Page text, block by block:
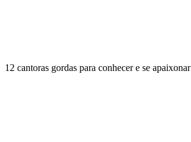
12 cantoras gordas para conhecer e se apaixonar